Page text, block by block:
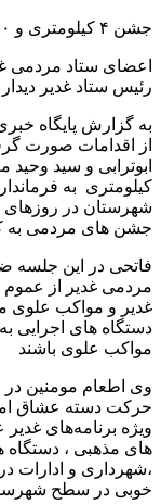
جشن ۴ کیلومتری و ۴۰ موکب علوی در ازنا برگزار می شود.
اعضای ستاد مردمی
رئیس ستاد غدیر
به گزارش پایگاه
از اقدامات صورت
کیلومتری به
شهرستان در روزهای
جشن های مردمی به
فاتحی در این جلسه
مردمی غدیر از
غدیر و مواکب علوی
دستگاه های اجرایی
مواکب علوی باشند
حرکت دسته عشاق
ویژه برنامه‌های غدیر
های مذهبی ، دستگاه
،شهرداری و ادارات
خوبی در سطح